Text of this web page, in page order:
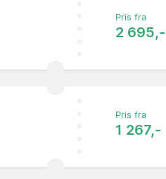
Pris fra
2 695,-
Pris fra
1 267,-